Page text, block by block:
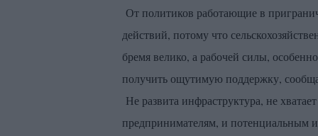
От политиков работающие в
действий, потому что
бремя велико, а рабочей силы,
получить ощутимую поддержку,
Не развита инфраструктура, не
предпринимателям, и потенциальным